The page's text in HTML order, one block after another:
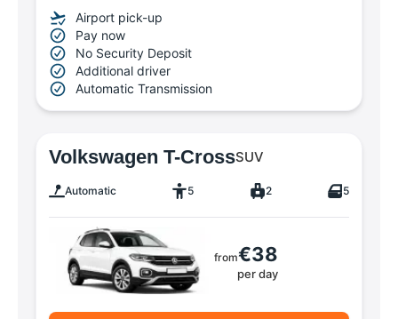
Airport pick-up
Pay now
No Security Deposit
Additional driver
Automatic Transmission
Volkswagen T-CrossSUV
Automatic 5 2 5
from€38
per day